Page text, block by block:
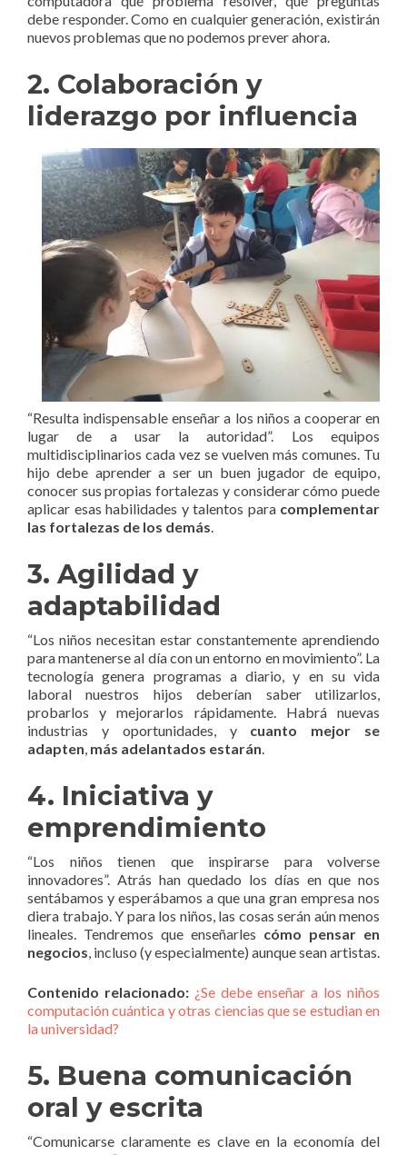
debe responder. Como en cualquier generación, existirán
nuevos problemas que no podemos prever ahora.
2. Colaboración y
liderazgo por influencia
“Resulta indispensable enseñar a los niños a cooperar en
lugar de a usar la autoridad”. Los equipos
multidisciplinarios cada vez se vuelven más comunes. Tu
hijo debe aprender a ser un buen jugador de equipo,
conocer sus propias fortalezas y considerar cómo puede
aplicar esas habilidades y talentos para complementar
las fortalezas de los demás
3. Agilidad y
adaptabilidad
“Los niños necesitan estar constantemente aprendiendo
para mantenerse al día con un entorno en movimiento”. La
tecnología genera programas a diario, y en su vida
laboral nuestros hijos deberían saber utilizarlos,
probarlos y mejorarlos rápidamente. Habrá nuevas
industrias y oportunidades, y cuanto mejor se
adapten más adelantados estarán
4. Iniciativa y
emprendimiento
“Los niños tienen que inspirarse para volverse
innovadores”. Atrás han quedado los días en que nos
sentábamos y esperábamos a que una gran empresa nos
diera trabajo. Y para los niños, las cosas serán aún menos
lineales. Tendremos que enseñarles cómo pensar en
negocios , incluso (y especialmente) aunque sean artistas.
Contenido relacionado: ¿Se debe enseñar a los niños
computación cuántica y otras ciencias que se estudian en
la universidad?
5. Buena comunicación
oral y escrita
“Comunicarse claramente es clave en la economía del